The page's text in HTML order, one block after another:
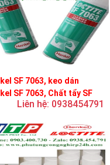
SF 7063, keo dán
SF 7063, Chất tẩy SF
Liên hệ: 0938454791